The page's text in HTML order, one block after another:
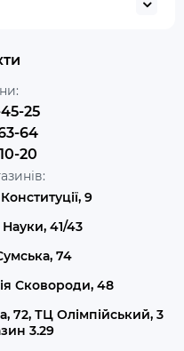
25
64
20
9
41/43
74
Сковороди, 48
72, ТЦ Олімпійський, 3
3.29